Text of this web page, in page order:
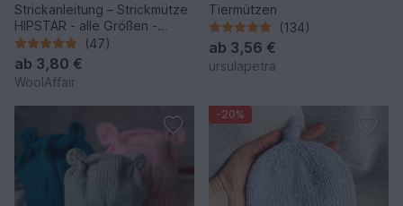
Strickanleitung – Strickmütze
HIPSTAR - alle Größen -
unisex - No.255
(47)
ab 3,80 €
WoolAffair
Tiermützen
(134)
ab 3,56 €
ursulapetra
-20%